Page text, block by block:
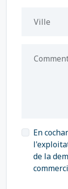
Ville
En
de la